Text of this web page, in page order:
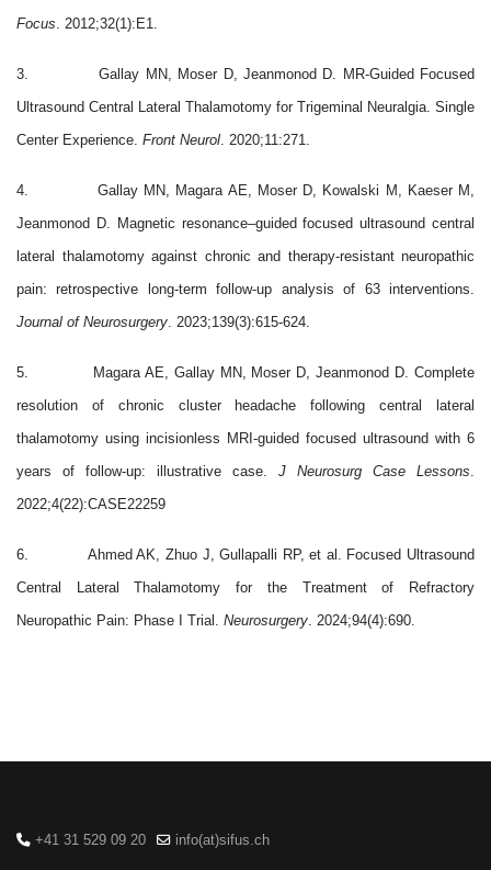
Focus . 2012;32(1):E1.
3.
Gallay MN, Moser D, Jeanmonod D. MR-Guided Focused
Ultrasound Central Lateral Thalamotomy for Trigeminal Neuralgia. Single
Center Experience. Front Neurol . 2020;11:271.
4.
Gallay MN, Magara AE, Moser D, Kowalski M, Kaeser M,
Jeanmonod D. Magnetic resonance–guided focused ultrasound central
lateral thalamotomy against chronic and therapy-resistant neuropathic
pain: retrospective long-term follow-up analysis of 63 interventions.
Journal of Neurosurgery . 2023;139(3):615-624.
5.
Magara AE, Gallay MN, Moser D, Jeanmonod D. Complete
resolution of chronic cluster headache following central lateral
thalamotomy using incisionless MRI-guided focused ultrasound with 6
years of follow-up: illustrative case. J Neurosurg Case Lessons
2022;4(22):CASE22259
6.
Ahmed AK, Zhuo J, Gullapalli RP, et al. Focused Ultrasound
Central Lateral Thalamotomy for the Treatment of Refractory
Neuropathic Pain: Phase I Trial. Neurosurgery . 2024;94(4):690.
+41 31 529 09 20 info(at)sifus.ch